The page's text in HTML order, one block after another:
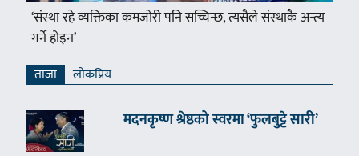
‘संस्था रहे व्यक्तिका कमजोरी पनि सच्चिन्छ, त्यसैले संस्थाकै अन्त्य
गर्ने होइन’
ताजा लाेकप्रिय
मदनकृष्ण श्रेष्ठको स्वरमा ‘फुलबुट्टे सारी’